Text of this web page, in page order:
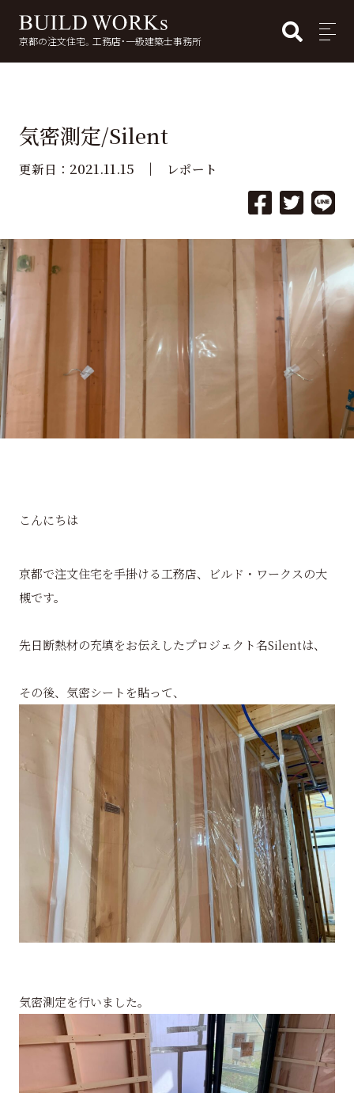
京都の注文住宅。工務店・一級建築士事務所 MENU
気密測定/Silent
更新日： 2021.11.15 レポート
こんにちは
京都で注文住宅を手掛ける工務店、ビルド・ワークスの大
槻です。
先日断熱材の充填をお伝えしたプロジェクト名Silentは、
その後、気密シートを貼って、
気密測定を行いました。